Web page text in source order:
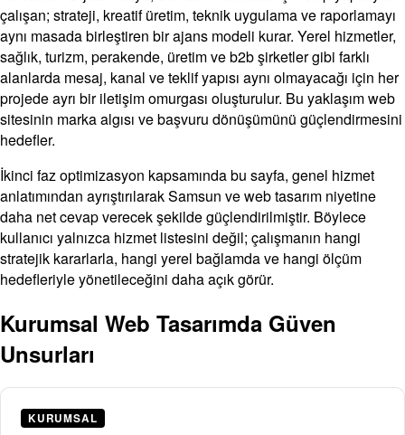
çalışan; strateji, kreatif üretim, teknik uygulama ve raporlamayı
aynı masada birleştiren bir ajans modeli kurar. Yerel hizmetler,
sağlık, turizm, perakende, üretim ve b2b şirketler gibi farklı
alanlarda mesaj, kanal ve teklif yapısı aynı olmayacağı için her
projede ayrı bir iletişim omurgası oluşturulur. Bu yaklaşım web
sitesinin marka algısı ve başvuru dönüşümünü güçlendirmesini
hedefler.
İkinci faz optimizasyon kapsamında bu sayfa, genel hizmet
anlatımından ayrıştırılarak Samsun ve web tasarım niyetine
daha net cevap verecek şekilde güçlendirilmiştir. Böylece
kullanıcı yalnızca hizmet listesini değil; çalışmanın hangi
stratejik kararlarla, hangi yerel bağlamda ve hangi ölçüm
hedefleriyle yönetileceğini daha açık görür.
Kurumsal Web Tasarımda Güven
Unsurları
KURUMSAL